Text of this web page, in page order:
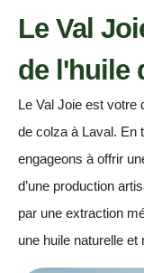
Le Val
de l'huile
Le Val Joie est votre
de colza à Laval. En
engageons à offrir
d’une production
par une extraction
une huile naturelle et